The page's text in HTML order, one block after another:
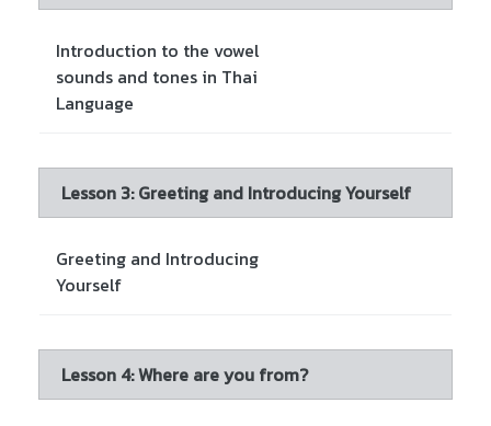
Introduction to the vowel
sounds and tones in Thai
Language
Lesson 3: Greeting and Introducing Yourself
Greeting and Introducing
Yourself
Lesson 4: Where are you from?